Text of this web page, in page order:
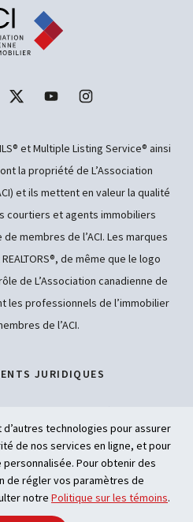
JURIDIQUES
ARTIFICIELLE
et Multiple Listing Service® ainsi
la propriété de L’Association
et ils mettent en valeur la qualité
courtiers et agents immobiliers
membres de l’ACI. Les marques
de même que le logo
de L’Association canadienne de
les professionnels de l’immobilier
de l’ACI.
technologies pour assurer
de nos services en ligne, et pour
Pour obtenir des
de régler vos paramètres de
notre Politique sur les témoins.